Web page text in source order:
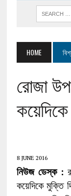
HOME
রোজা
8 JUNE 2016
নিউজ ডেস্ক ‌:
কয়েদিকে মুক্তি